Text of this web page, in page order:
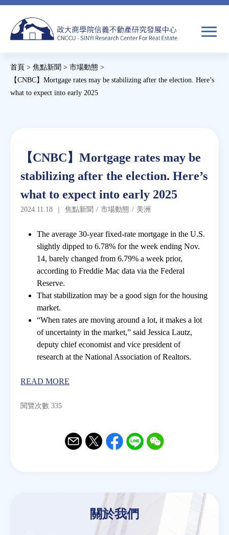
Jump
navigation
搜
搜
尋
教育推廣
房市分析
房地產年鑑
訂閱電子報
您
首頁 > 焦點新聞 > 市場動態 >
【CNBC】Mortgage rates may be stabilizing after the election. Here’s
what to expect into early 2025
Back
top
【CNBC】Mortgage rates may be
stabilizing after the election. Here’s
what to expect into early 2025
2024.11.18 ｜ 焦點新聞 / 市場動態 / 美洲
The average 30-year fixed-rate mortgage in the U.S.
slightly dipped to 6.78% for the week ending Nov.
14, barely changed from 6.79% a week prior,
according to Freddie Mac data via the Federal
Reserve.
That stabilization may be a good sign for the housing
market.
“When rates are moving around a lot, it makes a lot
of uncertainty in the market,” said Jessica Lautz,
deputy chief economist and vice president of
research at the National Association of Realtors.
READ MORE
閱覽次數 335
關於我們